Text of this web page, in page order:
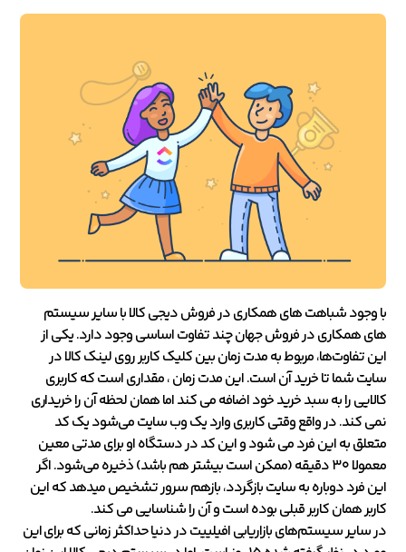
با وجود شباهت های همکاری در فروش دیجی کالا با سایر سیستم
های همکاری در فروش جهان چند تفاوت اساسی وجود دارد. یکی از
این تفاوت‌ها، مربوط به مدت زمان بین کلیک کاربر روی لینک کالا در
سایت شما تا خرید آن است. این مدت زمان ، مقداری است که کاربری
کالایی را به سبد خرید خود اضافه می کند اما همان لحظه آن را خریداری
نمی کند. در واقع وقتی کاربری وارد یک وب سایت می‌شود یک کد
متعلق به این فرد می شود و این کد در دستگاه او برای مدتی معین
معمولا ۳۰ دقیقه (ممکن است بیشتر هم باشد) ذخیره می‌شود. اگر
این فرد دوباره به سایت بازگردد، بازهم سرور تشخیص میدهد که این
کاربر همان کاربر قبلی بوده است و آن را شناسایی می کند.
در سایر سیستم‌های بازاریابی افیلییت در دنیا حداکثر زمانی که برای این